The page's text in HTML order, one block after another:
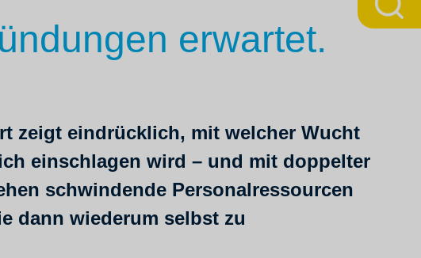
erwartet.
zeigt eindrücklich, mit welcher Wucht
einschlagen wird – und mit doppelter
schwindende Personalressourcen
dann wiederum selbst zu